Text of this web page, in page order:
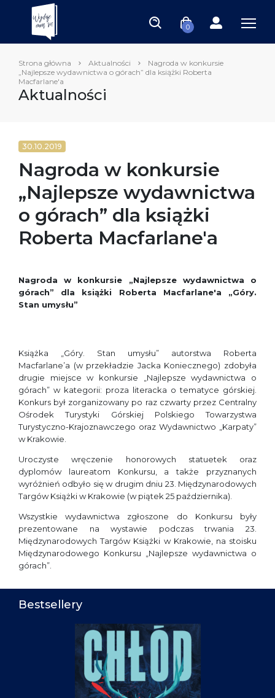
0
Strona główna Aktualności
Nagroda w konkursie
„Najlepsze wydawnictwa o górach” dla książki Roberta
Macfarlane′a
Aktualności
30.10.2019
Nagroda w konkursie
„Najlepsze wydawnictwa
o górach” dla książki
Roberta Macfarlane′a
Nagroda w konkursie „Najlepsze wydawnictwa o
górach” dla książki Roberta Macfarlane′a „Góry.
Stan umysłu”
Książka „Góry. Stan umysłu” autorstwa Roberta
Macfarlane’a (w przekładzie Jacka Koniecznego) zdobyła
drugie miejsce w konkursie „Najlepsze wydawnictwa o
górach” w kategorii: proza literacka o tematyce górskiej.
Konkurs był zorganizowany po raz czwarty przez Centralny
Ośrodek Turystyki Górskiej Polskiego Towarzystwa
Turystyczno-Krajoznawczego oraz Wydawnictwo „Karpaty”
w Krakowie.
Uroczyste wręczenie honorowych statuetek oraz
dyplomów laureatom Konkursu, a także przyznanych
wyróżnień odbyło się w drugim dniu 23. Międzynarodowych
Targów Książki w Krakowie (w piątek 25 października).
Wszystkie wydawnictwa zgłoszone do Konkursu były
prezentowane na wystawie podczas trwania 23.
Międzynarodowych Targów Książki w Krakowie, na stoisku
Międzynarodowego Konkursu „Najlepsze wydawnictwa o
górach”.
Bestsellery